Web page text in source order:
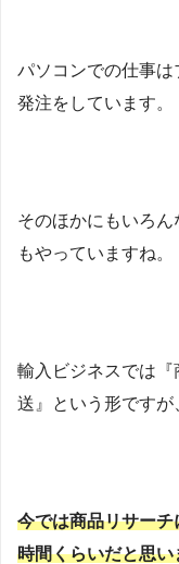
パソコンでの仕事
発注をしています。
そのほかにもいろ
もやっていますね。
輸入ビジネスでは
送』という形ですが
今では商品リサー
時間くらいだと思い